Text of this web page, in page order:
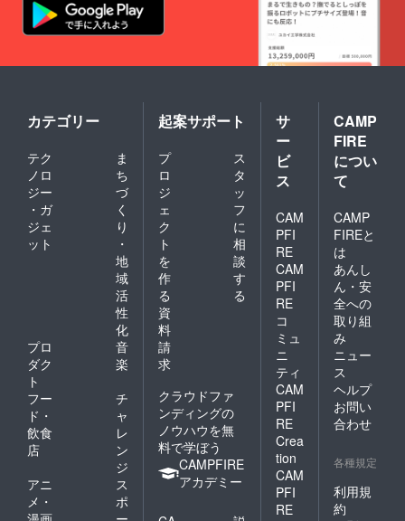
カテゴリー
テク
ノロ
ジー
・ガ
ジェ
ット
ま
ち
づ
く
り
・
地
域
活
性
化
プロ
ダク
ト
音
楽
フー
ド・
飲食
店
チ
ャ
レ
ン
ジ
アニ
メ・
ス
ポ
起案サポート
プ
ロ
ジ
ェ
ク
ト
を
作
る
ス
タ
ッ
フ
に
相
談
す
る
資
料
請
求
クラウドファ
ンディングの
ノウハウを無
料で学ぼう
CAMPFIRE
アカデミー
サ
ー
ビ
ス
CAM
PFI
RE
CAM
PFI
RE
コ
ミュ
ニ
ティ
CAM
PFI
RE
Crea
tion
CAM
PFI
RE
CAMP
FIRE
につい
て
CAMP
FIREと
は
あんし
ん・安
全への
取り組
み
ニュー
ス
ヘルプ
お問い
合わせ
各種規定
利用規
約